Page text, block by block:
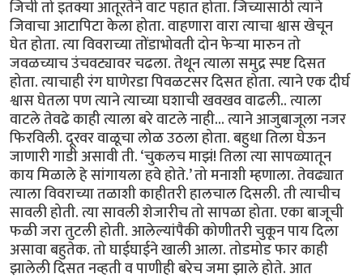
जिची तो इतक्या आतूरतेने वाट पहात होता. जिच्यासाठी त्याने
जिवाचा आटापिटा केला होता. वाहणारा वारा त्याचा श्वास खेचून
घेत होता. त्या विवराच्या तोंडाभोवती दोन फेर्‍या मारुन तो
जवळच्याच उंचवट्यावर चढला. तेथून त्याला समुद्र स्पष्ट दिसत
होता. त्याचाही रंग घाणेरडा पिवळटसर दिसत होता. त्याने एक दीर्घ
श्वास घेतला पण त्याने त्याच्या घशाची खवखव वाढली.. त्याला
वाटले तेवढे काही त्याला बरे वाटले नाही... त्याने आजुबाजूला नजर
फिरविली. दूरवर वाळूचा लोळ उठला होता. बहुधा तिला घेऊन
जाणारी गाडी असावी ती. ‘चुकलच माझं! तिला त्या सापळ्यातून
काय मिळाले हे सांगायला हवे होते.’ तो मनाशी म्हणाला. तेवढ्यात
त्याला विवराच्या तळाशी काहीतरी हालचाल दिसली. ती त्याचीच
सावली होती. त्या सावली शेजारीच तो सापळा होता. एका बाजूची
फळी जरा तुटली होती. आलेल्यांपैकी कोणीतरी चुकून पाय दिला
असावा बहुतेक. तो घाईघाईने खाली आला. तोडमोड फार काही
झालेली दिसत नव्हती व पाणीही बरेच जमा झाले होते. आत